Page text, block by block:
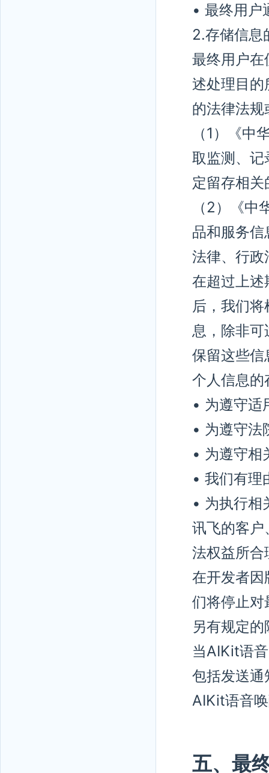
• 最终用户
2.存储信息
最终用户
述处理目的
的法律法
（1）《
取监测、记
定留存相
（2）《
品和服务
法律、行政
在超过上述
后，我们
息，除非
保留这些信
个人信息的
• 为遵守适
• 为遵守法
• 为遵守相
• 我们有理
• 为执行相
讯飞的客户
法权益所合
在开发者
们将停止对
另有规定的
当AIKit语
包括发送通
AIKit语音
五、最